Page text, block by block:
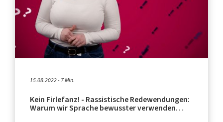
15.08.2022 - 7 Min.
Kein Firlefanz! - Rassistische Redewendungen:
Warum wir Sprache bewusster verwenden